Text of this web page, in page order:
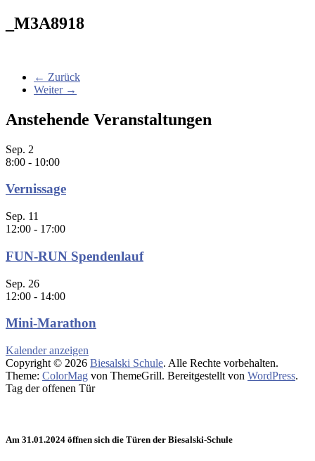
_M3A8918
← Zurück
Weiter →
Anstehende Veranstaltungen
Sep. 2
8:00 - 10:00
Vernissage
Sep. 11
12:00 - 17:00
FUN-RUN Spendenlauf
Sep. 26
12:00 - 14:00
Mini-Marathon
Kalender anzeigen
Copyright © 2026 Biesalski Schule. Alle Rechte vorbehalten.
Theme: ColorMag von ThemeGrill. Bereitgestellt von WordPress.
Tag der offenen Tür
Am 31.01.2024 öffnen sich die Türen der Biesalski-Schule